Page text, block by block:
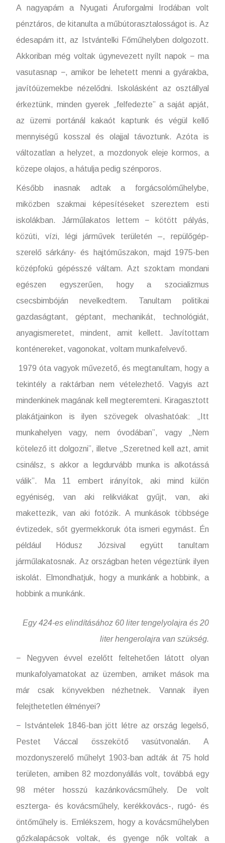
A nagyapám a Nyugati Áruforgalmi Irodában volt
pénztáros, de kitanulta a műbútorasztalosságot is. Az
édesapám itt, az Istvántelki Főműhelyben dolgozott.
Akkoriban még voltak úgynevezett nyílt napok − ma
vasutasnap −, amikor be lehetett menni a gyárakba,
javítóüzemekbe nézelődni. Iskolásként az osztállyal
érkeztünk, minden gyerek „felfedezte” a saját apját,
az üzemi portánál kakaót kaptunk és végül kellő
mennyiségű kosszal és olajjal távoztunk. Azóta is
változatlan a helyzet, a mozdonyok eleje kormos, a
közepe olajos, a hátulja pedig szénporos.
Később inasnak adtak a forgácsolóműhelybe,
miközben szakmai képesítéseket szereztem esti
iskolákban. Járműlakatos lettem − kötött pályás,
közúti, vízi, légi járművek területén –, repülőgép-
szerelő sárkány- és hajtóműszakon, majd 1975-ben
középfokú gépésszé váltam. Azt szoktam mondani
egészen egyszerűen, hogy a szocializmus
csecsbimbóján nevelkedtem. Tanultam politikai
gazdaságtant, géptant, mechanikát, technológiát,
anyagismeretet, mindent, amit kellett. Javítottam
konténereket, vagonokat, voltam munkafelvevő.
1979 óta vagyok művezető, és megtanultam, hogy a
tekintély a raktárban nem vételezhető. Vagyis azt
mindenkinek magának kell megteremteni. Kiragasztott
plakátjainkon is ilyen szövegek olvashatóak: „Itt
munkahelyen vagy, nem óvodában”, vagy „Nem
kötelező itt dolgozni”, illetve „Szeretned kell azt, amit
csinálsz, s akkor a legdurvább munka is alkotássá
válik”. Ma 11 embert irányítok, aki mind külön
egyéniség, van aki relikviákat gyűjt, van, aki
makettezik, van aki fotózik. A munkások többsége
évtizedek, sőt gyermekkoruk óta ismeri egymást. Én
például Hódusz Józsival együtt tanultam
járműlakatosnak. Az országban heten végeztünk ilyen
iskolát. Elmondhatjuk, hogy a munkánk a hobbink, a
hobbink a munkánk.
Egy 424-es elindításához 60 liter tengelyolajra és 20
liter hengerolajra van szükség.
− Negyven évvel ezelőtt feltehetően látott olyan
munkafolyamatokat az üzemben, amiket mások ma
már csak könyvekben nézhetnek. Vannak ilyen
felejthetetlen élményei?
− Istvántelek 1846-ban jött létre az ország legelső,
Pestet Váccal összekötő vasútvonalán. A
mozdonyszerelő műhelyt 1903-ban adták át 75 hold
területen, amiben 82 mozdonyállás volt, továbbá egy
98 méter hosszú kazánkovácsműhely. De volt
eszterga- és kovácsműhely, kerékkovács-, rugó- és
öntőműhely is. Emlékszem, hogy a kovácsműhelyben
gőzkalapácsok voltak, és gyenge nők voltak a